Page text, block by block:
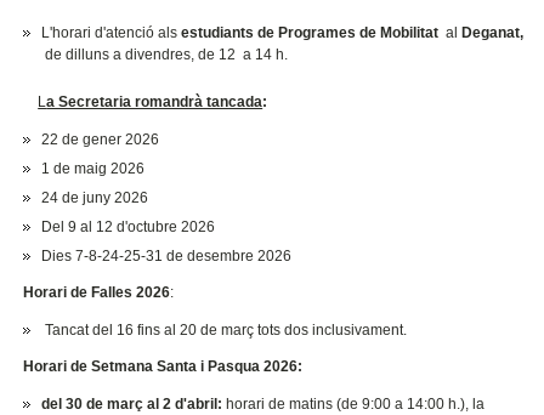
L'horari d'atenció alsestudiants de Programes de Mobilitat al Deganat,
de dilluns a divendres, de 12 a 14 h.
La Secretaria romandrà tancada:
22 de gener 2026
1 de maig 2026
24 de juny 2026
Del 9 al 12 d'octubre 2026
Dies 7-8-24-25-31 de desembre 2026
Horari de Falles 2026:
Tancat del 16 fins al 20 de març tots dos inclusivament.
Horari de Setmana Santa i Pasqua 2026:
del 30 de març al 2 d'abril: horari de matins (de 9:00 a 14:00 h.), la